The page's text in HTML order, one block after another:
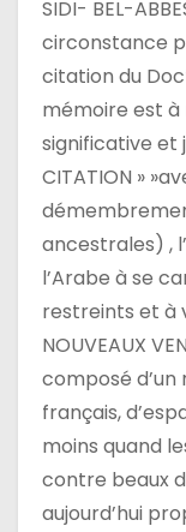
SIDI- BEL-
circonstance
citation du
mémoire est
significative et
CITATION »
ancestrales) ,
l’Arabe à se
restreints et à
NOUVEAUX
composé d’un
français,
moins quand
contre beaux
aujourd’hui